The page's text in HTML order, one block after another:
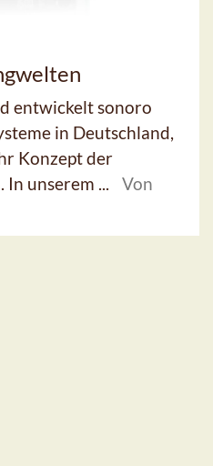
entwickelt sonoro
in Deutschland,
Konzept der
unserem ...
Von